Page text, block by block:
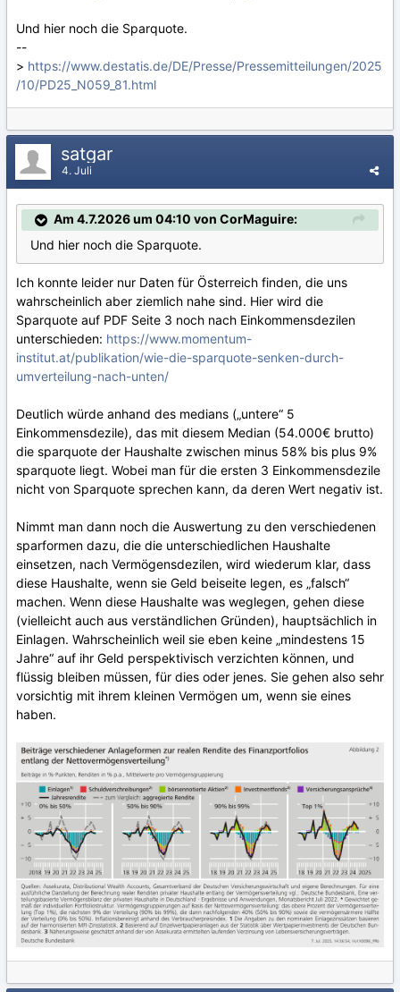
Und hier noch die Sparquote.
--
> https://www.destatis.de/DE/Presse/Pressemitteilungen/2025
/10/PD25_N059_81.html
satgar
4. Juli
Am 4.7.2026 um 04:10 von CorMaguire:
Und hier noch die Sparquote.
Ich konnte leider nur Daten für Österreich finden, die uns
wahrscheinlich aber ziemlich nahe sind. Hier wird die
Sparquote auf PDF Seite 3 noch nach Einkommensdezilen
unterschieden: https://www.momentum-
institut.at/publikation/wie-die-sparquote-senken-durch-
umverteilung-nach-unten/
Deutlich würde anhand des medians („untere“ 5
Einkommensdezile), das mit diesem Median (54.000€ brutto)
die sparquote der Haushalte zwischen minus 58% bis plus 9%
sparquote liegt. Wobei man für die ersten 3 Einkommensdezile
nicht von Sparquote sprechen kann, da deren Wert negativ ist.
Nimmt man dann noch die Auswertung zu den verschiedenen
sparformen dazu, die die unterschiedlichen Haushalte
einsetzen, nach Vermögensdezilen, wird wiederum klar, dass
diese Haushalte, wenn sie Geld beiseite legen, es „falsch“
machen. Wenn diese Haushalte was weglegen, gehen diese
(vielleicht auch aus verständlichen Gründen), hauptsächlich in
Einlagen. Wahrscheinlich weil sie eben keine „mindestens 15
Jahre“ auf ihr Geld perspektivisch verzichten können, und
flüssig bleiben müssen, für dies oder jenes. Sie gehen also sehr
vorsichtig mit ihrem kleinen Vermögen um, wenn sie eines
haben.